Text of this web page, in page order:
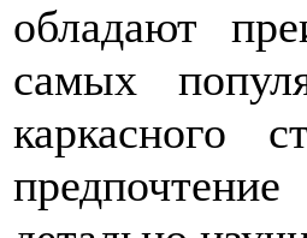
обладают
самых
каркасного